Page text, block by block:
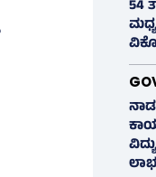
54